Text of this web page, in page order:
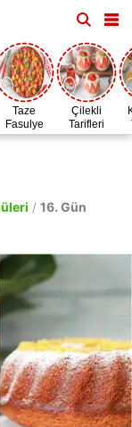
Taze
Fasulye
Zamanı
Çilekli
Tarifleri
/ 16. Gün